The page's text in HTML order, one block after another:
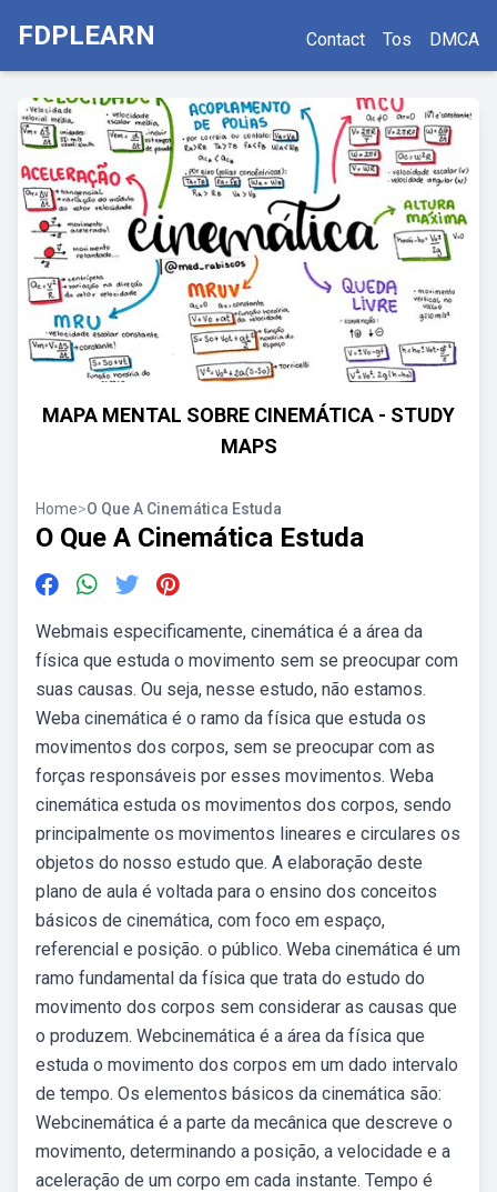
FDPLEARN Contact Tos DMCA
MAPA MENTAL SOBRE CINEMÁTICA - STUDY
MAPS
Home>O Que A Cinemática Estuda
O Que A Cinemática Estuda
Webmais especificamente, cinemática é a área da
física que estuda o movimento sem se preocupar com
suas causas. Ou seja, nesse estudo, não estamos.
Weba cinemática é o ramo da física que estuda os
movimentos dos corpos, sem se preocupar com as
forças responsáveis por esses movimentos. Weba
cinemática estuda os movimentos dos corpos, sendo
principalmente os movimentos lineares e circulares os
objetos do nosso estudo que. A elaboração deste
plano de aula é voltada para o ensino dos conceitos
básicos de cinemática, com foco em espaço,
referencial e posição. o público. Weba cinemática é um
ramo fundamental da física que trata do estudo do
movimento dos corpos sem considerar as causas que
o produzem. Webcinemática é a área da física que
estuda o movimento dos corpos em um dado intervalo
de tempo. Os elementos básicos da cinemática são:
Webcinemática é a parte da mecânica que descreve o
movimento, determinando a posição, a velocidade e a
aceleração de um corpo em cada instante. Tempo é